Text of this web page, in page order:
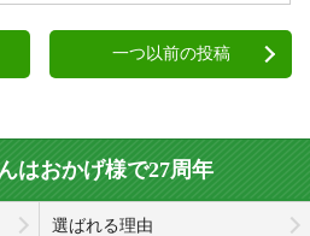
一つ以前の投稿
はおかげ様で27周年
選ばれる理由